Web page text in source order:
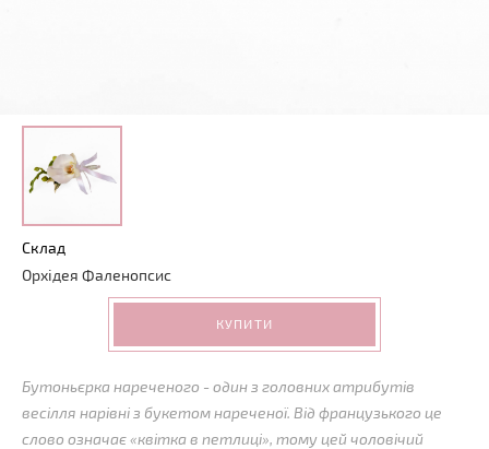
Склад
Орхідея Фаленопсис
КУПИТИ
Бутоньєрка нареченого - один з головних атрибутів
весілля нарівні з букетом нареченої. Від французького це
слово означає «квітка в петлиці», тому цей чоловічий